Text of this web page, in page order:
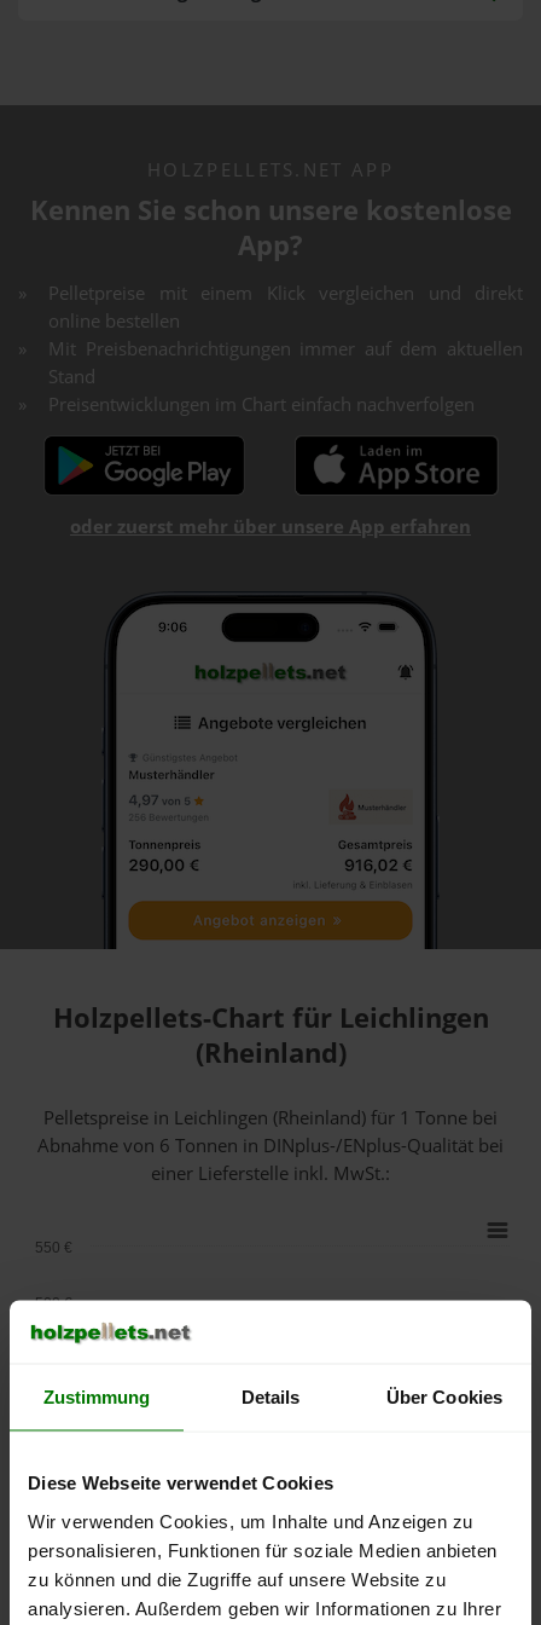
Zustimmung Details Über Cookies
Diese Webseite verwendet Cookies
Wir verwenden Cookies, um Inhalte und Anzeigen zu
personalisieren, Funktionen für soziale Medien anbieten
zu können und die Zugriffe auf unsere Website zu
analysieren. Außerdem geben wir Informationen zu Ihrer
HOLZPELLETS.NET APP
Kennen Sie schon unsere kostenlose
App?
Pelletpreise mit einem Klick vergleichen und direkt
online bestellen
Mit Preisbenachrichtigungen immer auf dem aktuellen
Stand
Preisentwicklungen im Chart einfach nachverfolgen
oder zuerst mehr über unsere App erfahren
Holzpellets-Chart für Leichlingen
(Rheinland)
Pelletspreise in Leichlingen (Rheinland) für 1 Tonne bei
Abnahmevon 6 Tonnen in DINplus-/ENplus-Qualität bei
einer Lieferstelle inkl. MwSt.:
September
2025
Januar
2026
Mai
2026
250 €
300 €
500 €
550 €